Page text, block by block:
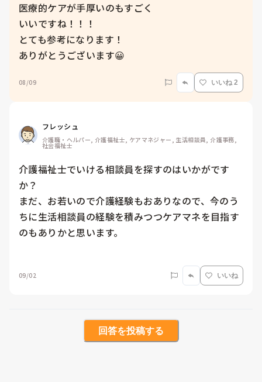
医療的ケアが手厚いのもすごく
いいですね！！！
とても参考になります！
ありがとうございます😀
08/09 いいね 2
フレッシュ
介護職・ヘルパー, 介護福祉士, ケアマネジャー, 生活相談員, 介護事務,
社会福祉士
介護福祉士でいける相談員を探すのはいかがです
か？
まだ、お若いので介護経験もおありなので、今のう
ちに生活相談員の経験を積みつつケアマネを目指す
のもありかと思います。
09/02 いいね
回答を投稿する